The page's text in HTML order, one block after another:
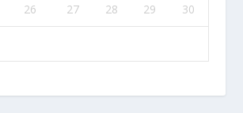
26 27 28 29 30